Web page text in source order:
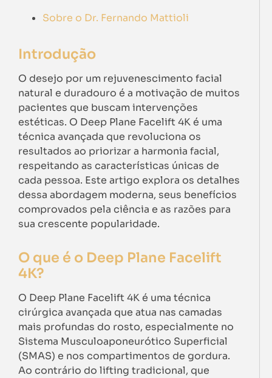
Sobre o Dr. Fernando Mattioli
Introdução
O desejo por um rejuvenescimento facial
natural e duradouro é a motivação de muitos
pacientes que buscam intervenções
estéticas. O Deep Plane Facelift 4K é uma
técnica avançada que revoluciona os
resultados ao priorizar a harmonia facial,
respeitando as características únicas de
cada pessoa. Este artigo explora os detalhes
dessa abordagem moderna, seus benefícios
comprovados pela ciência e as razões para
sua crescente popularidade.
O que é o Deep Plane Facelift
4K?
O Deep Plane Facelift 4K é uma técnica
cirúrgica avançada que atua nas camadas
mais profundas do rosto, especialmente no
Sistema Musculoaponeurótico Superficial
(SMAS) e nos compartimentos de gordura.
Ao contrário do lifting tradicional, que